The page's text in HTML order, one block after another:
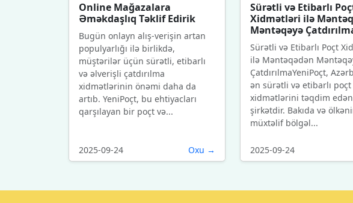
Online Mağazalara
Əməkdaşlıq Təklif Edirik
Bugün onlayn alış-verişin artan
populyarlığı ilə birlikdə,
müştərilər üçün sürətli, etibarlı
və əlverişli çatdırılma
xidmətlərinin önəmi daha da
artıb. YeniPoçt, bu ehtiyacları
qarşılayan bir poçt və...
2025-09-24 Oxu →
Sürətli və Etibarlı
Xidmətləri ilə
Məntəqəyə
Sürətli və Etibarlı Poçt
ilə Məntəqədən
ÇatdırılmaYeniPoçt,
ən sürətli və etibarlı poçt
xidmətlərini təqdim
şirkətdir. Bakıda və
müxtəlif bölgəl...
2025-09-24